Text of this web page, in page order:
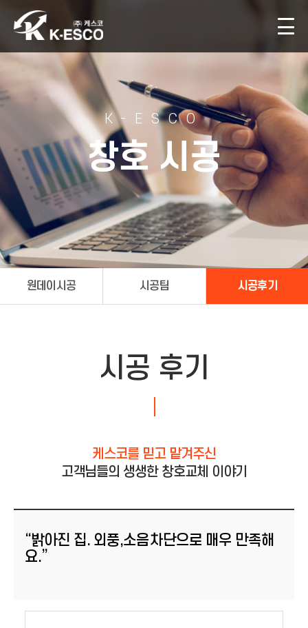
K-ESCO
창호 시공
원데이시공 시공팀 시공후기
시공 후기
케스코를 믿고 맡겨주신
고객님들의 생생한 창호교체 이야기
“밝아진 집. 외풍,소음차단으로 매우 만족해
요.”